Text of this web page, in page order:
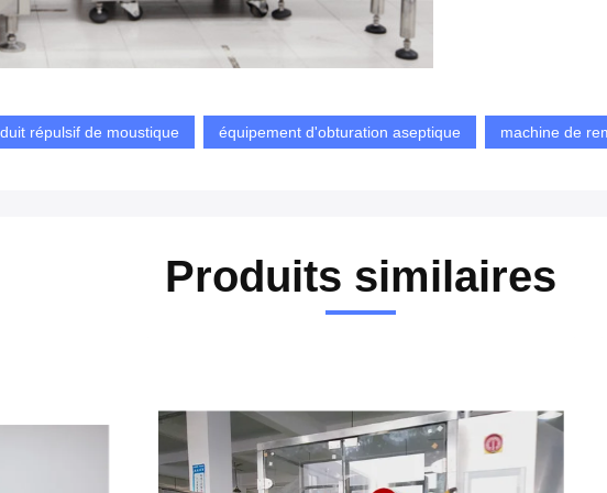
répulsif de moustique équipement d'obturation aseptique machine de
Produits similaires